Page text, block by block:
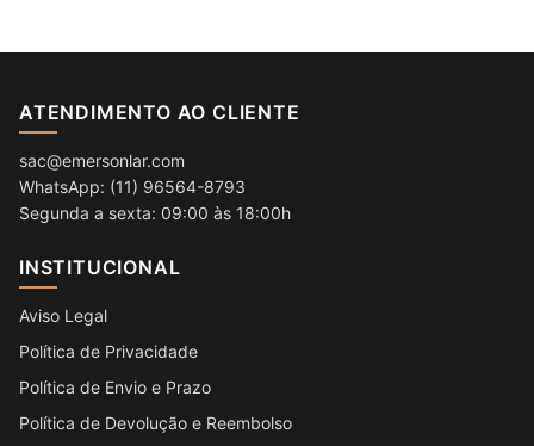
ATENDIMENTO AO CLIENTE
sac@emersonlar.com
WhatsApp: (11) 96564-8793
Segunda a sexta: 09:00 às 18:00h
INSTITUCIONAL
Aviso Legal
Política de Privacidade
Política de Envio e Prazo
Política de Devolução e Reembolso